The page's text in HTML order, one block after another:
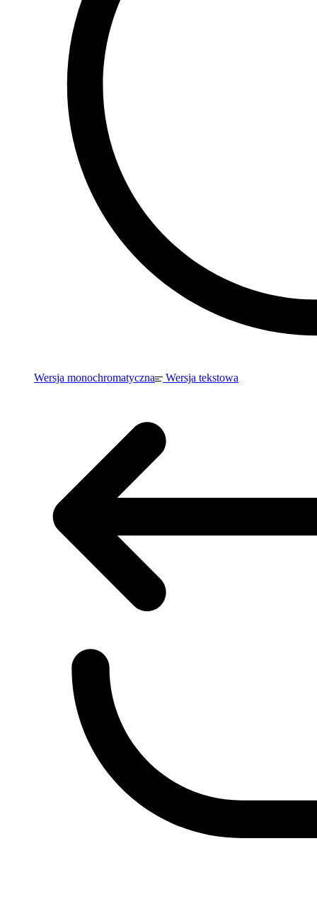
Wersja monochromatyczna Wersja tekstowa